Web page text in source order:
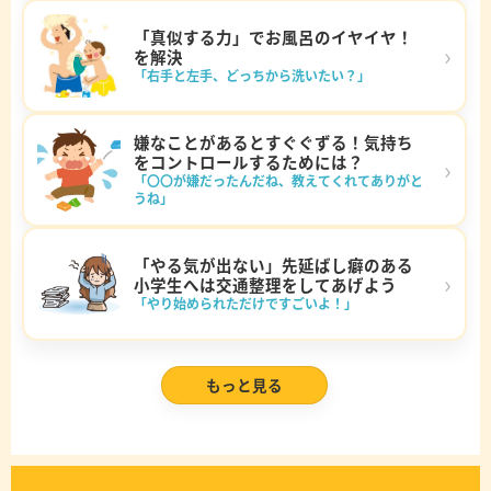
「真似する力」でお風呂のイヤイヤ！
を解決
「右手と左手、どっちから洗いたい？」
›
嫌なことがあるとすぐぐずる！気持ち
をコントロールするためには？
「〇〇が嫌だったんだね、教えてくれてありがと
うね」
›
「やる気が出ない」先延ばし癖のある
小学生へは交通整理をしてあげよう
「やり始められただけですごいよ！」
›
もっと見る